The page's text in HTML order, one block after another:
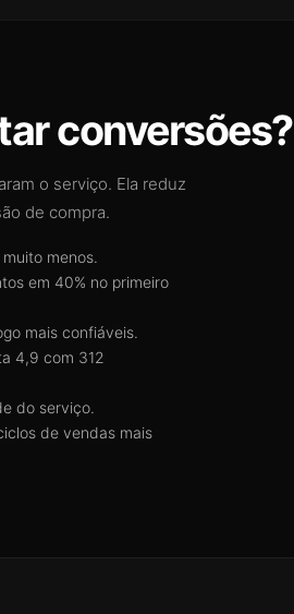
conversões?
o serviço. Ela reduz
de compra.
menos.
em 40% no primeiro
mais confiáveis.
4,9 com 312
do serviço.
de vendas mais